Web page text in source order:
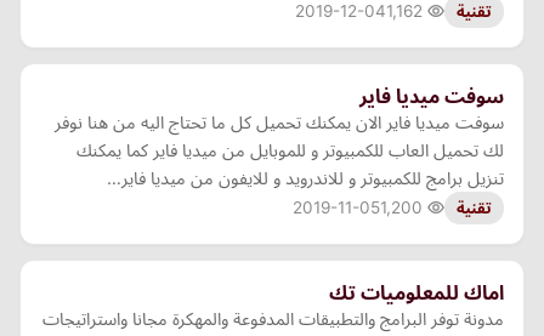
تقنية 2019-12-04
سوفت ميديا فاير
سوفت ميديا فاير الان يمكنك تحميل كل ما تحتاج اليه من هنا نوفر
لك تحميل العاب للكمبيوتر و للموبايل من ميديا فاير كما يمكنك
تنزيل برامج للكمبيوتر و للاندرويد و للايفون من ميديا فاير…
تقنية 2019-11-05
اماك للمعلوميات تك
مدونة توفر البرامج والتطبيقات المدفوعة والمهكرة مجانا واستراتيجات